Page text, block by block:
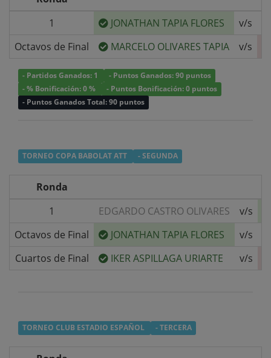
1
JONATHAN TAPIA FLORES v/s
Octavos de Final
MARCELO OLIVARES TAPIA v/s
- Partidos Ganados: 1
- Puntos Ganados: 90 puntos
- % Bonificación: 0 %
- Puntos Bonificación: 0 puntos
- Puntos Ganados Total: 90 puntos
TORNEO COPA BABOLAT ATT - SEGUNDA
Ronda
1
EDGARDO CASTRO OLIVARES
v/s
Octavos de Final
JONATHAN TAPIA FLORES v/s
Cuartos de Final
IKER ASPILLAGA URIARTE v/s
TORNEO CLUB ESTADIO ESPAÑOL - TERCERA